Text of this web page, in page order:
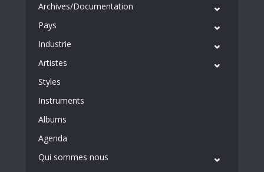
Archives/Documentation
Pays
Industrie
Artistes
Styles
Instruments
Albums
Agenda
Qui sommes nous